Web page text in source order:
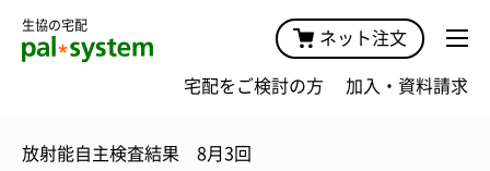
生協の宅配
ネット注文
宅配をご検討の方 加入・資料請求
放射能自主検査結果 8月3回